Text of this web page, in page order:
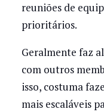
reuniões de
prioritários.
Geralmente faz
com outros
isso, costuma
mais escaláveis